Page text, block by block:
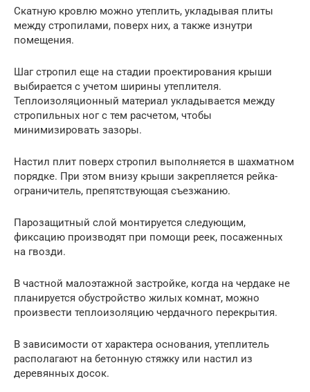
Скатную кровлю можно утеплить, укладывая плиты
между стропилами, поверх них, а также изнутри
помещения.
Шаг стропил еще на стадии проектирования крыши
выбирается с учетом ширины утеплителя.
Теплоизоляционный материал укладывается между
стропильных ног с тем расчетом, чтобы
минимизировать зазоры.
Настил плит поверх стропил выполняется в шахматном
порядке. При этом внизу крыши закрепляется рейка-
ограничитель, препятствующая съезжанию.
Парозащитный слой монтируется следующим,
фиксацию производят при помощи реек, посаженных
на гвозди.
В частной малоэтажной застройке, когда на чердаке не
планируется обустройство жилых комнат, можно
произвести теплоизоляцию чердачного перекрытия.
В зависимости от характера основания, утеплитель
располагают на бетонную стяжку или настил из
деревянных досок.